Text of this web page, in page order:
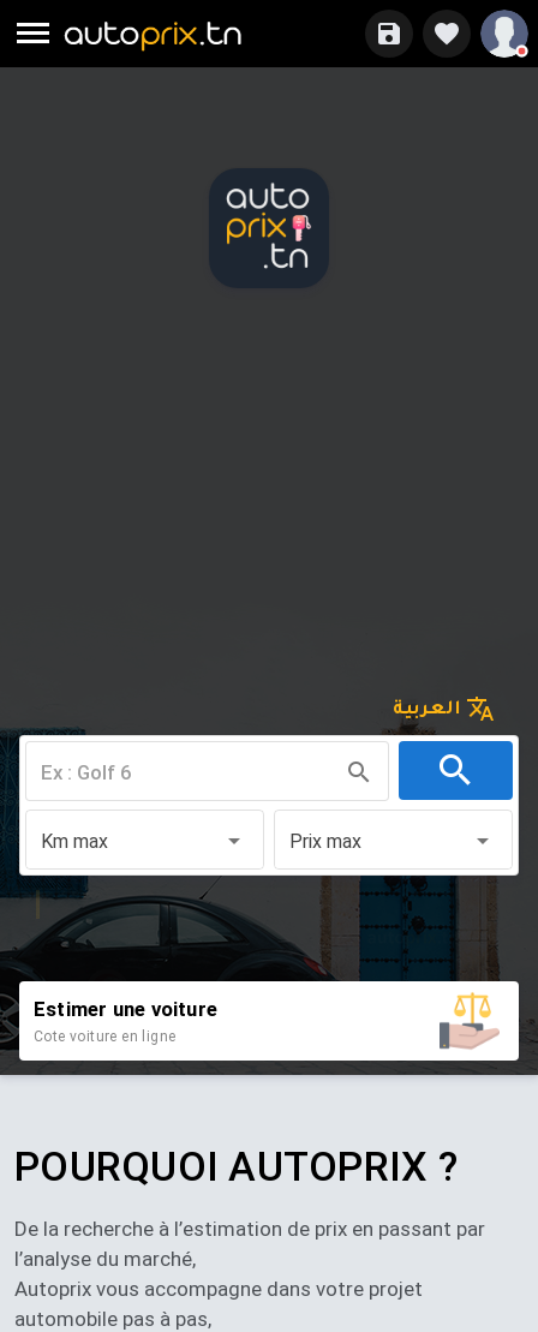
العربية
Km max Prix max
Estimer une voiture
Cote voiture en ligne
POURQUOI AUTOPRIX ?
De la recherche à l’estimation de prix en passant par
l’analyse du marché,
Autoprix vous accompagne dans votre projet
automobile pas à pas,